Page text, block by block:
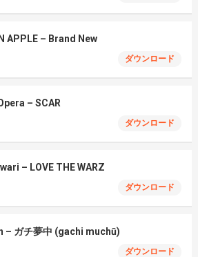
APPLE – Brand New
ダウンロード
– SCAR
ダウンロード
– LOVE THE WARZ
ダウンロード
– ガチ夢中 (gachi muchū)
ダウンロード